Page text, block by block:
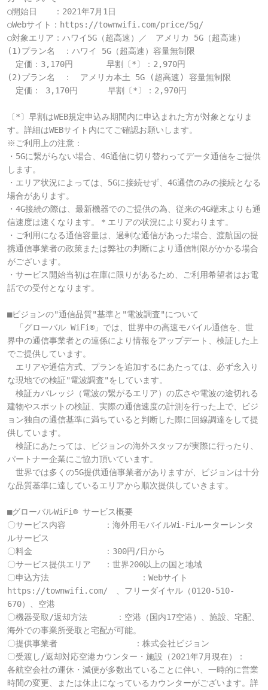
○開始日　　：2021年7月1日
○Webサイト：https://townwifi.com/price/5g/
○対象エリア：ハワイ5G（超高速）／　アメリカ 5G（超高速）
(1)プラン名　：ハワイ 5G（超高速）容量無制限
定価：3,170円　　　　早割〔*〕：2,970円
(2)プラン名　：　アメリカ本土 5G (超高速) 容量無制限
定価： 3,170円 　　　早割〔*〕：2,970円
〔*〕早割はWEB規定申込み期間内に申込まれた方が対象となりま
す。詳細はWEBサイト内にてご確認お願いします。
※ご利用上の注意：
・5Gに繋がらない場合、4G通信に切り替わってデータ通信をご提供
します。
・エリア状況によっては、5Gに接続せず、4G通信のみの接続となる
場合があります。
・4G接続の際は、最新機器でのご提供の為、従来の4G端末よりも通
信速度は速くなります。＊エリアの状況により変わります。
・ご利用になる通信容量は、過剰な通信があった場合、渡航国の提
携通信事業者の政策または弊社の判断により通信制限がかかる場合
がございます。
・サービス開始当初は在庫に限りがあるため、ご利用希望者はお電
話での受付となります。
■ビジョンの"通信品質"基準と"電波調査"について
「グローバル WiFi®」では、世界中の高速モバイル通信を、世
界中の通信事業者との連係により情報をアップデート、検証した上
でご提供しています。
エリアや通信方式、プランを追加するにあたっては、必ず念入り
な現地での検証"電波調査"をしています。
検証カバレッジ（電波の繋がるエリア）の広さや電波の途切れる
建物やスポットの検証、実際の通信速度の計測を行った上で、ビジ
ョン独自の通信基準に満ちていると判断した際に回線調達をして提
供しています。
検証にあたっては、ビジョンの海外スタッフが実際に行ったり、
パートナー企業にご協力頂いています。
世界では多くの5G提供通信事業者がありますが、ビジョンは十分
な品質基準に達しているエリアから順次提供していきます。
■グローバルWiFi® サービス概要
〇サービス内容 　　　　：海外用モバイルWi-Fiルーターレンタ
ルサービス
〇料金 　　　　　　　　：300円/日から
〇サービス提供エリア　 ：世界200以上の国と地域
〇申込方法                   ：Webサイト
https://townwifi.com/　、フリーダイヤル（0120-510-
670）、空港
〇機器受取/返却方法      ：空港（国内17空港）、施設、宅配、
海外での事業所受取と宅配が可能。
〇提供事業者                ：株式会社ビジョン
〇受渡し/返却対応空港カウンター・施設（2021年7月現在）：
各航空会社の運休・減便が多数出ていることに伴い、一時的に営業
時間の変更、または休止になっているカウンターがございます。詳